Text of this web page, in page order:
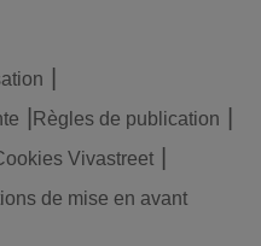
Règles de publication
Vivastreet
de mise en avant